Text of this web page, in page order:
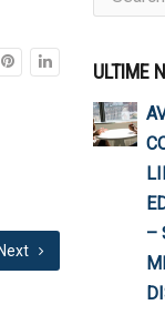
ULTIME
–